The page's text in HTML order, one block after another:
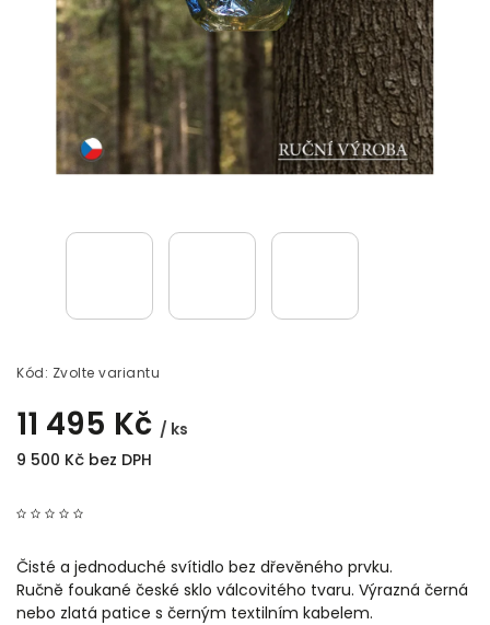
Kód: Zvolte variantu
11 495 Kč / ks
9 500 Kč bez DPH
Čisté a jednoduché svítidlo bez dřevěného prvku.
Ručně foukané české sklo válcovitého tvaru. Výrazná černá
nebo zlatá patice s černým textilním kabelem.